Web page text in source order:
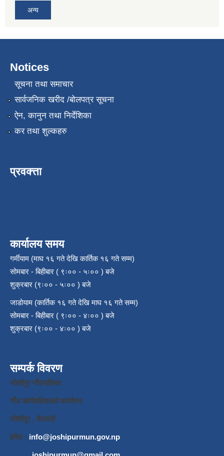
अन्य
Notices
सूचना तथा समाचार
सार्वजनिक खरीद /बोलपत्र सूचना
ऐन, कानुन तथा निर्देशिका
कर तथा शुल्कहरु
प्रवक्त्ता
कार्यालय समय
गर्मीयाम (माघ १६ गते देखि कार्तिक १६ गते सम्म)
सोमबार - बिहीबार ( ९ः०० - ५ः०० ) बजे
शुक्रबार (९ः०० - ५ः०० ) बजे
जाडोयाम (कार्तिक १६ गते देखि माघ १६ गते सम्म)
सोमबार - बिहीबार ( ९ः०० - ४ः०० ) बजे
शुक्रबार (९ः०० - ४ः०० ) बजे
सम्पर्क विवरण
जाेशीपुर गाँउपालिका
गाँउ कार्यपालिकाकाे कार्यालय
जाेशीपुर , कैलाली
इमेल : info@joshipurmun.gov.np